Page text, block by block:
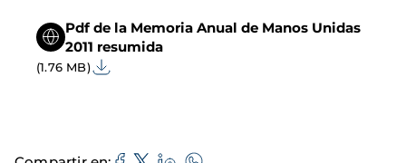
Pdf de la Memoria Anual de Manos Unidas
2011 resumida
(1.76 MB)